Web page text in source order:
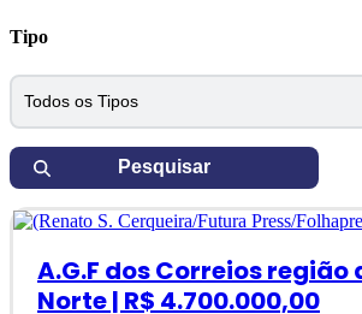
Tipo
A.G.F dos Correios região
Norte | R$ 4.700.000,00